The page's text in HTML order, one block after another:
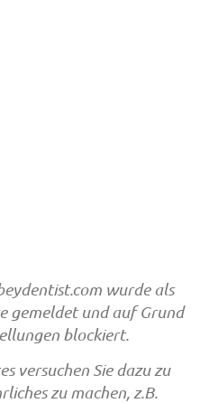
wurde als
gemeldet und auf Grund
blockiert.
versuchen Sie dazu zu
zu machen, z.B.